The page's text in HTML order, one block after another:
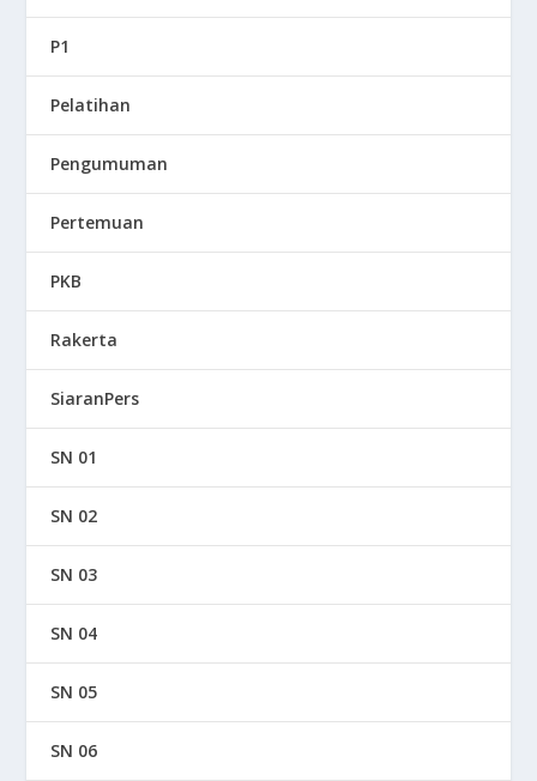
P1
Pelatihan
Pengumuman
Pertemuan
PKB
Rakerta
SiaranPers
SN 01
SN 02
SN 03
SN 04
SN 05
SN 06